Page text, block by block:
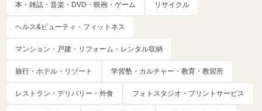
本・雑誌・音楽・DVD・映画・ゲーム リサイクル
ヘルス&ビューティ・フィットネス
マンション・戸建・リフォーム・レンタル収納
旅行・ホテル・リゾート 学習塾・カルチャー・教育・教習所
レストラン・デリバリー・外食 フォトスタジオ・プリントサービス